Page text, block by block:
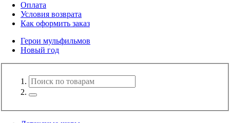
Оплата
Условия возврата
Как оформить заказ
Герои мульфильмов
Новый год